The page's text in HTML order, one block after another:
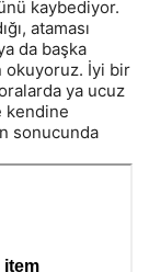
kaybediyor.
ataması
da başka
okuyoruz. İyi bir
ya ucuz
kendine
sonucunda